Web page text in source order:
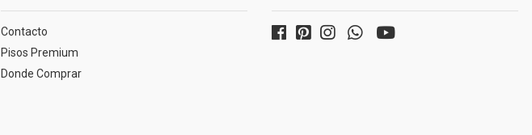
Contacto
Pisos Premium
Donde Comprar